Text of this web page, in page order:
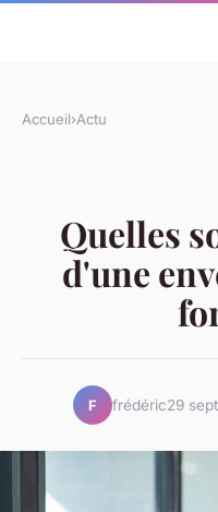
Accueil›Actu
Quelles
d'une
F frédéric29